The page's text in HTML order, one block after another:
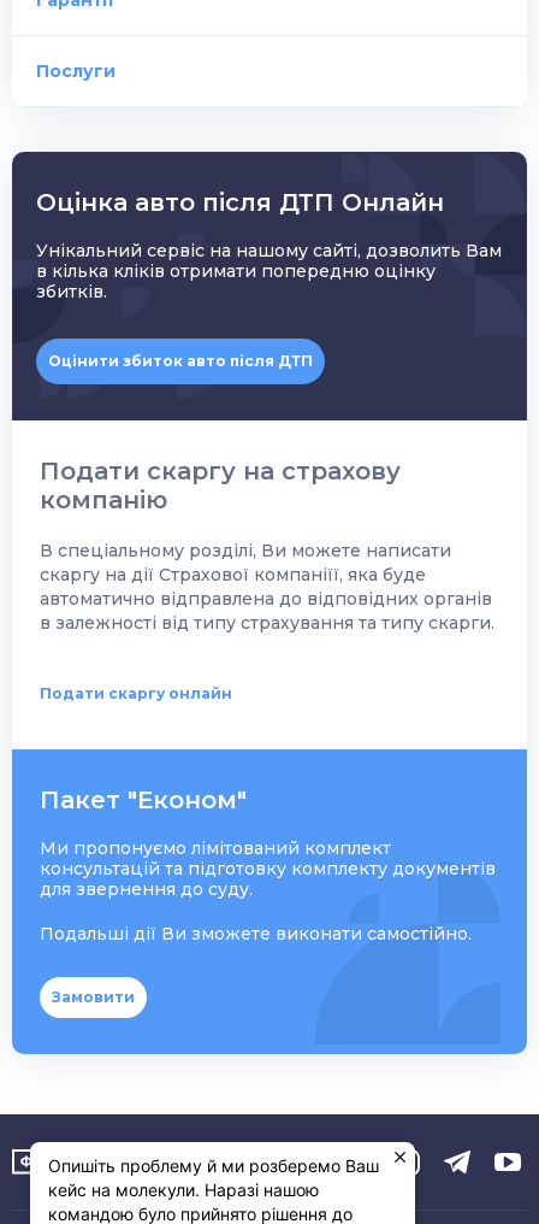
Послуги
Оцінка авто після ДТП Онлайн
Унікальний сервіс на нашому сайті, дозволить Вам
в кілька кліків отримати попередню оцінку
збитків.
Оцінити збиток авто після ДТП
Подати скаргу на страхову
компанію
В спеціальному розділі, Ви можете написати
скаргу на дії Страхової компаніїї, яка буде
автоматично відправлена до відповідних органів
в залежності від типу страхування та типу скарги.
Подати скаргу онлайн
Пакет "Економ"
Ми пропонуємо лімітований комплект
консультацій та підготовку комплекту документів
для звернення до суду.
Подальші дії Ви зможете виконати самостійно.
Замовити
Опишіть проблему й ми розберемо Ваш
кейс на молекули. Наразі нашою
командою було прийнято рішення до